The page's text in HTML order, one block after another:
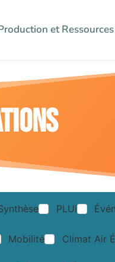
et Ressources
PLUi
Mobilité Climat Air